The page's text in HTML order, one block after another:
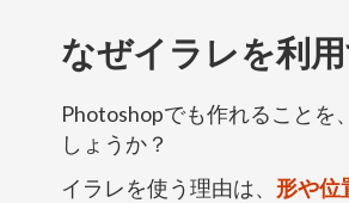
なぜイラレを利
Photoshopでも作れること
しょうか？
イラレを使う理由は、 形や位